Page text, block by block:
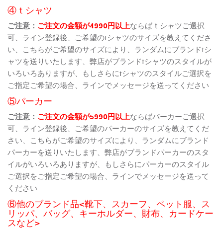
④ｔシャツ
ご注意： ご注文の金額が4990円以上ならばｔシャツご選択
可、ライン登録後、ご希望のtシャツのサイズを教えてくださ
い、こちらがご希望のサイズにより、ランダムにブランドtシ
ャツを送りいたします、弊店がブランドtシャツのスタイルが
いろいろありますが、もしさらにtシャツのスタイルご選択を
ご指定ご希望の場合、ラインでメッセージを送ってください
⑤パーカー
ご注意： ご注文の金額が5990円以上ならばパーカーご選択
可、ライン登録後、ご希望のパーカーのサイズを教えてくだ
さい、こちらがご希望のサイズにより、ランダムにブランド
パーカーを送りいたします、弊店がブランドパーカーのスタ
イルがいろいろありますが、もしさらにパーカーのスタイル
ご選択をご指定ご希望の場合、ラインでメッセージを送って
ください
⑥他のブランド品<靴下、スカーフ、ペット服、ス
リッパ、バッグ、キーホルダー、財布、カードケー
スなど>